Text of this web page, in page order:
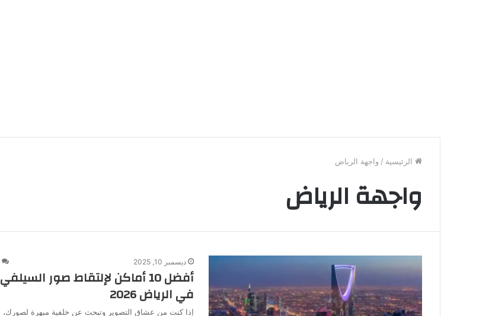
الرئيسية / واجهة الرياض
واجهة الرياض
ديسمبر 10, 2025
أفضل 10 أماكن لإلتقاط صور السيلفي
في الرياض 2026
إذا كنت من عشاق التصوير وتبحث عن خلفية مبهرة لصورك،